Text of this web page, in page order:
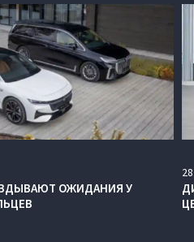
ОЖИДАНИЯ У
28